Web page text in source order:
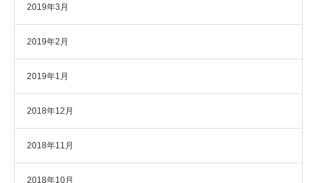
2019年3月
2019年2月
2019年1月
2018年12月
2018年11月
2018年10月